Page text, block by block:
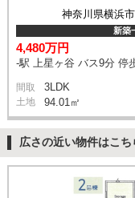
神奈川県横浜
新築
4,480万円
-駅 上星ヶ谷 バス9分 停
間取 3LDK
土地 94.01㎡
広さの近い物件はこち